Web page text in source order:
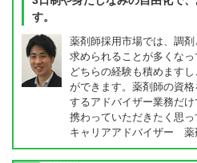
す。
薬剤師採用市場では、調
求められることが多くなっ
どちらの経験も積めます
ができます。薬剤師の資
するアドバイザー業務だ
携わっていただきたく思っ
キャリアアドバイザー 薬